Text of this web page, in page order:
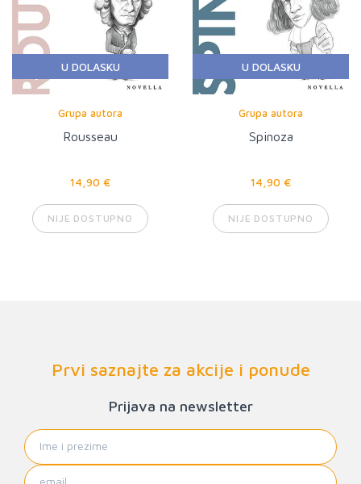
U DOLASKU
Grupa autora
Rousseau
14,90 €
NIJE DOSTUPNO
U DOLASKU
Grupa autora
Spinoza
14,90 €
NIJE DOSTUPNO
Prvi saznajte za akcije i ponude
Prijava na newsletter